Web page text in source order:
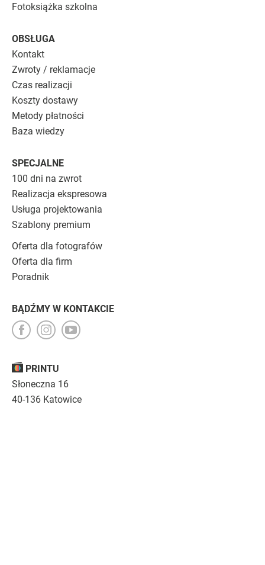
PRINTU
Słoneczna 16
40-136 Katowice
Fotoksiążka szkolna
OBSŁUGA
Kontakt
Zwroty / reklamacje
Czas realizacji
Koszty dostawy
Metody płatności
Baza wiedzy
SPECJALNE
100 dni na zwrot
Realizacja ekspresowa
Usługa projektowania
Szablony premium
Oferta dla fotografów
Oferta dla firm
Poradnik
BĄDŹMY W KONTAKCIE